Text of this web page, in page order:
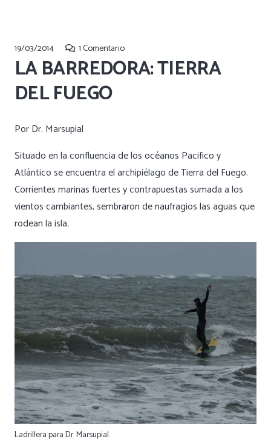
19/03/2014 1Comentario
LA BARREDORA: TIERRA
DEL FUEGO
Por Dr. Marsupial
Situado en la confluencia de los océanos Pacifico y
Atlántico se encuentra el archipiélago de Tierra del Fuego.
Corrientes marinas fuertes y contrapuestas sumada a los
vientos cambiantes, sembraron de naufragios las aguas que
rodean la isla.
Ladrillera para Dr. Marsupial.